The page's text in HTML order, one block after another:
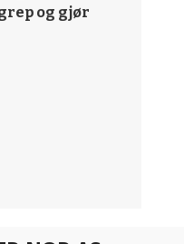
og gjør